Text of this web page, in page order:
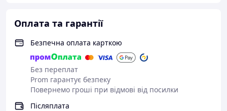
Оплата та гарантії
Безпечна оплата карткою
Без переплат
Prom гарантує безпеку
Повернемо гроші при відмові від посилки
Післяплата